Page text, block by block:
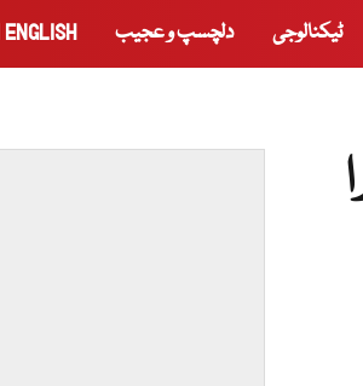
ٹیکنالوجی دلچسپ و عجیب ENGLISH